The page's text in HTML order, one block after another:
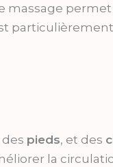
massage
des pieds, et des
la